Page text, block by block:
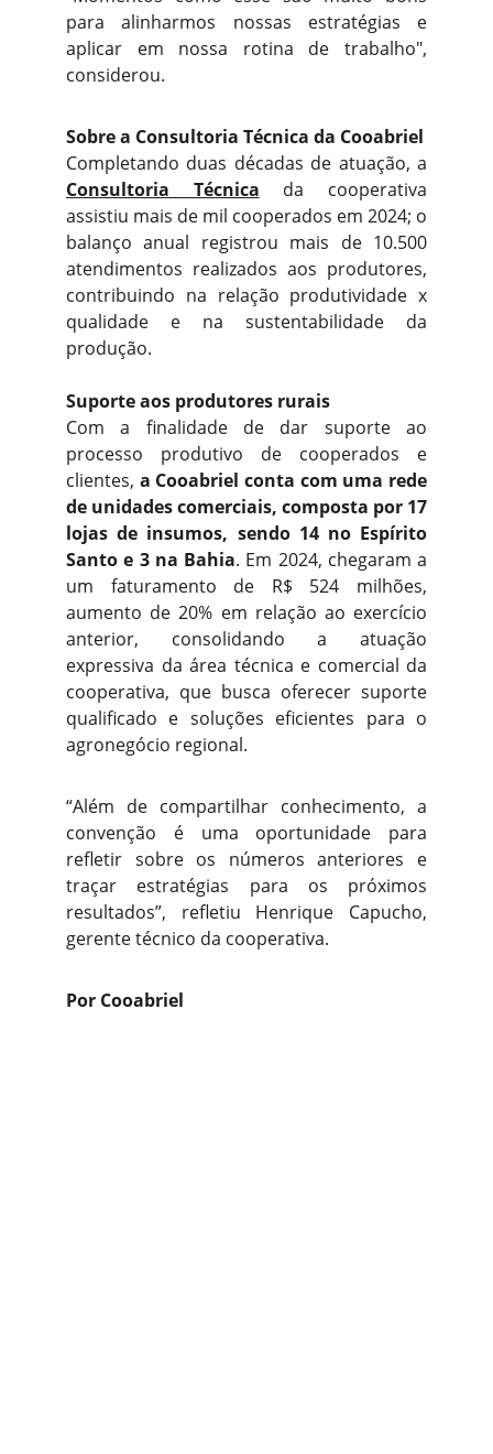
para alinharmos nossas estratégias e
aplicar em nossa rotina de trabalho",
considerou.
Sobre a Consultoria Técnica da Cooabriel
Completando duas décadas de atuação, a
Consultoria Técnica da cooperativa
assistiu mais de mil cooperados em 2024; o
balanço anual registrou mais de 10.500
atendimentos realizados aos produtores,
contribuindo na relação produtividade x
qualidade e na sustentabilidade da
produção.
Suporte aos produtores rurais
Com a finalidade de dar suporte ao
processo produtivo de cooperados e
clientes, a Cooabriel conta com uma rede
de unidades comerciais, composta por 17
lojas de insumos, sendo 14 no Espírito
Santo e 3 na Bahia. Em 2024, chegaram a
um faturamento de R$ 524 milhões,
aumento de 20% em relação ao exercício
anterior, consolidando a atuação
expressiva da área técnica e comercial da
cooperativa, que busca oferecer suporte
qualificado e soluções eficientes para o
agronegócio regional.
“Além de compartilhar conhecimento, a
convenção é uma oportunidade para
refletir sobre os números anteriores e
traçar estratégias para os próximos
resultados”, refletiu Henrique Capucho,
gerente técnico da cooperativa.
Por Cooabriel